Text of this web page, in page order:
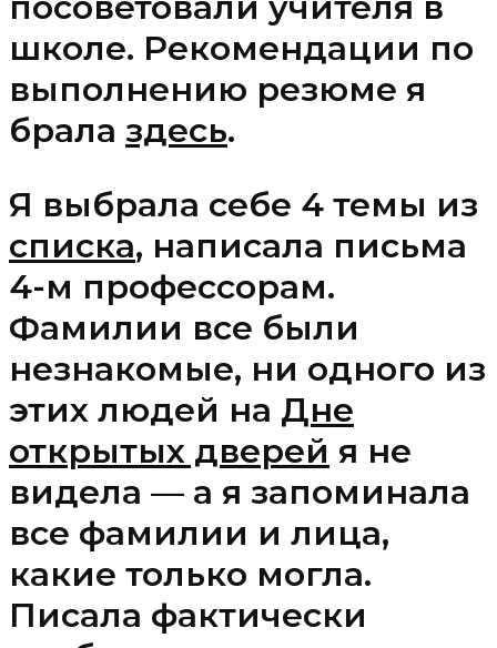
школе. Рекомендации по
выполнению резюме я
брала здесь.
Я выбрала себе 4 темы из
списка, написала письма
4-м профессорам.
Фамилии все были
незнакомые, ни одного из
этих людей на Дне
открытых дверей я не
видела — а я запоминала
все фамилии и лица,
какие только могла.
Писала фактически